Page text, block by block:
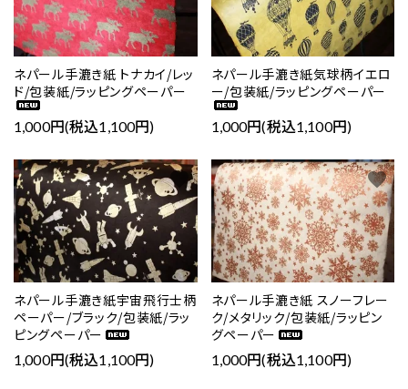
ネパール手漉き紙 トナカイ/レッ
ド/包装紙/ラッピングペーパー
1,000円(税込1,100円)
ネパール手漉き紙気球柄イエロ
ー/包装紙/ラッピングペーパー
1,000円(税込1,100円)
ネパール手漉き紙宇宙飛行士柄
ペーパー/ブラック/包装紙/ラッ
ピングペーパー
1,000円(税込1,100円)
favorite
ネパール手漉き紙 スノーフレー
ク/メタリック/包装紙/ラッピン
グペーパー
1,000円(税込1,100円)
favorite